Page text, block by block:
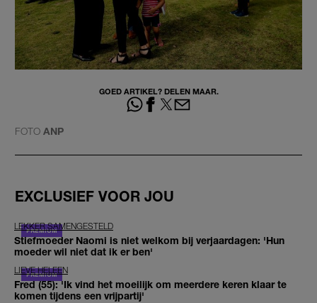
GOED ARTIKEL? DELEN MAAR.
FOTO ANP
EXCLUSIEF VOOR JOU
LEKKER SAMENGESTELD
Stiefmoeder Naomi is niet welkom bij verjaardagen: 'Hun
moeder wil niet dat ik er ben'
LIEVE HELEEN
Fred (55): 'Ik vind het moeilijk om meerdere keren klaar te
komen tijdens een vrijpartij'